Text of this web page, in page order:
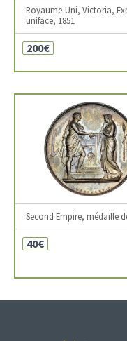
Royaume-Uni, Victoria,
uniface, 1851
200€
Second Empire, médaille
40€